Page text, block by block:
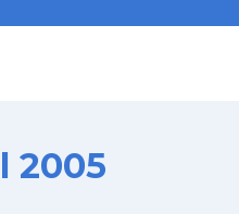
2005